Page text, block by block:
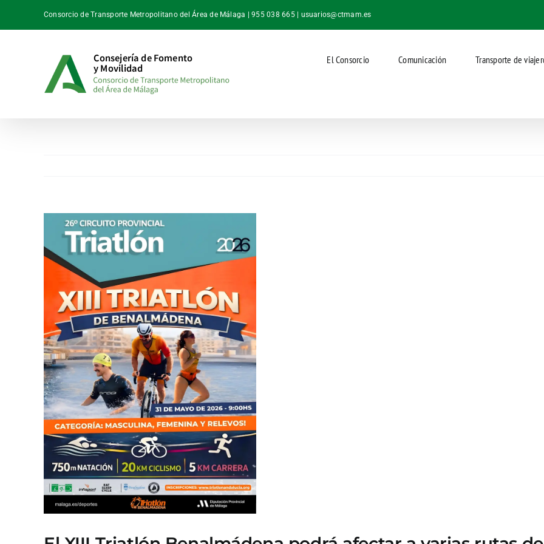
Consorcio de Transporte Metropolitano del Área de Málaga | 955 038 665 | usuarios@ctmam.es
El Consorcio Comunicación Transporte de
imagen
más
grande